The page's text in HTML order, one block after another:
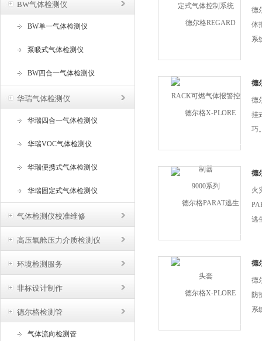
BW气体检测仪
BW单一气体检测仪
泵吸式气体检测仪
BW四合一气体检测仪
华瑞气体检测仪
华瑞四合一气体检测仪
华瑞VOC气体检测仪
华瑞便携式气体检测仪
华瑞固定式气体检测仪
气体检测仪校准维修
高压氧舱压力介质检测仪
环境检测服务
非标设计制作
德尔格检测管
气体流向检测管
障
气
德
体
系
选
安
德
德
挂
巧
利
送
德
火
逃
一
迎
德
防
德
防
系